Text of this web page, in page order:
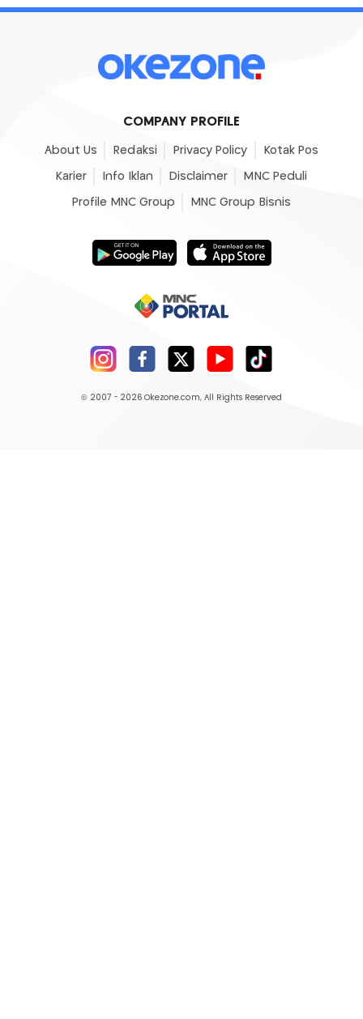
COMPANY PROFILE
About Us Redaksi Privacy Policy Kotak Pos
Karier Info Iklan Disclaimer MNC Peduli
Profile MNC Group MNC Group Bisnis
© 2007 - 2026 Okezone.com, All Rights Reserved